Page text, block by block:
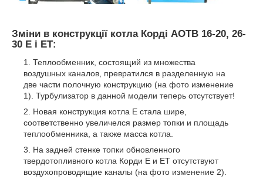
Зміни в конструкції котла Корді АОТВ 16-20, 26-
30 Е і ЕТ:
Теплообменник, состоящий из множества
воздушных каналов, превратился в разделенную на
две части полочную конструкцию (на фото изменение
1). Турбулизатор в данной модели теперь отсутствует!
Новая конструкция котла Е стала шире,
соответственно увеличелся размер топки и площадь
теплообменника, а также масса котла.
На задней стенке топки обновленного
твердотопливного котла Корди Е и ЕТ отсутствуют
воздухопроводящие каналы (на фото изменение 2).